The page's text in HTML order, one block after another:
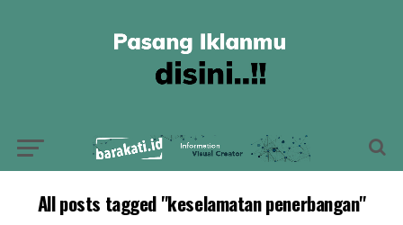
All posts tagged "keselamatan penerbangan"